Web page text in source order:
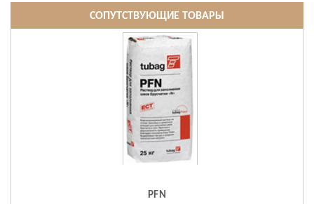
СОПУТСТВУЮЩИЕ ТОВАРЫ
PFN